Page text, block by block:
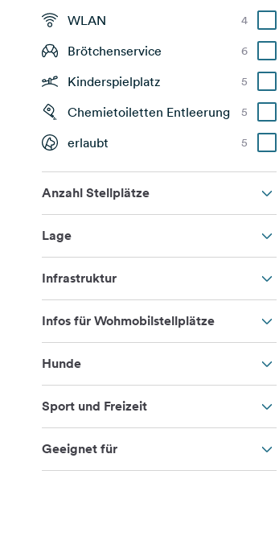
WLAN 4
Brötchenservice 6
Kinderspielplatz 5
Chemietoiletten Entleerung 5
erlaubt 5
Anzahl Stellplätze
Lage
Infrastruktur
Infos für Wohmobilstellplätze
Hunde
Sport und Freizeit
Geeignet für